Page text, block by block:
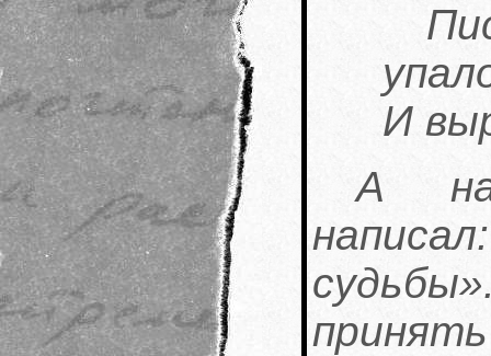
И
А на